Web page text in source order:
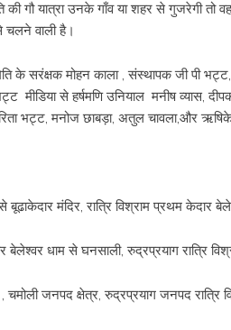
गौ यात्रा उनके गाँव या शहर से गुजरेगी तो
चलने वाली है।
के सरंक्षक मोहन काला , संस्थापक जी पी
मीडिया से हर्षमणि उनियाल मनीष व्यास,
भट्ट, मनोज छाबड़ा, अतुल चावला,और
बूढाकेदार मंदिर, रात्रि विश्राम प्रथम केदार
बेलेश्वर धाम से घनसाली, रुद्रप्रयाग रात्रि
चमोली जनपद क्षेत्र, रुद्रप्रयाग जनपद रात्रि